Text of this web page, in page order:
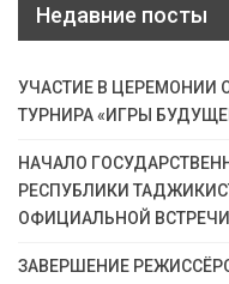
Недавние посты
УЧАСТИЕ В
ТУРНИРА «ИГРЫ
НАЧАЛО
РЕСПУБЛИКИ
ОФИЦИАЛЬНОЙ ВСТРЕЧИ
ЗАВЕРШЕНИЕ